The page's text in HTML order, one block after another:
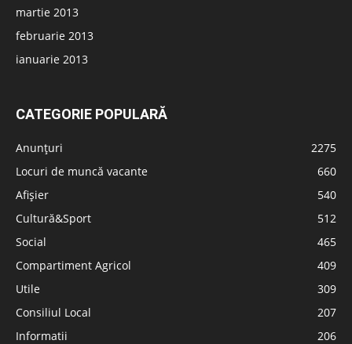
martie 2013
februarie 2013
ianuarie 2013
CATEGORIE POPULARĂ
Anunțuri
2275
Locuri de muncă vacante
660
Afișier
540
Cultură&Sport
512
Social
465
Compartiment Agricol
409
Utile
309
Consiliul Local
207
Informatii
206